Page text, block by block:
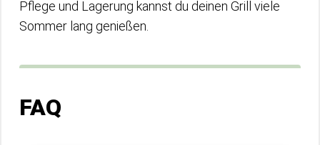
Pflege und Lagerung kannst du deinen Grill viele
Sommer lang genießen.
FAQ